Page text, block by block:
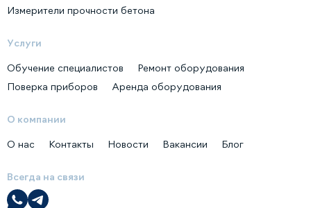
Измерители прочности бетона
Услуги
Обучение специалистов
Ремонт оборудования
Поверка приборов
Аренда оборудования
О компании
О нас Контакты Новости Вакансии Блог
Всегда на связи